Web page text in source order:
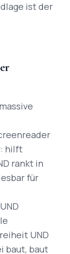
ist der
hilft
rankt in
für
UND
baut, baut